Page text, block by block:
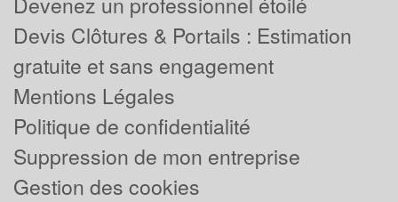
Devis Clôtures & Portails : Estimation
gratuite et sans engagement
Mentions Légales
Politique de confidentialité
Suppression de mon entreprise
Gestion des cookies